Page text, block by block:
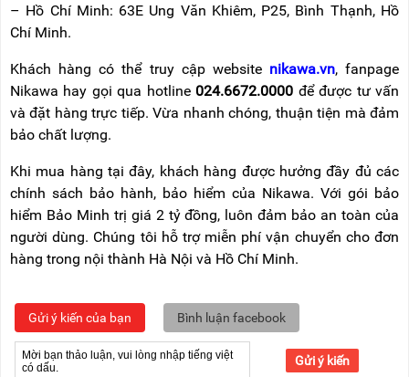
– Hồ Chí Minh: 63E Ung Văn Khiêm, P25, Bình Thạnh, Hồ
Chí Minh.
Khách hàng có thể truy cập website nikawa.vn, fanpage
Nikawa hay gọi qua hotline024.6672.0000 để được tư vấn
và đặt hàng trực tiếp. Vừa nhanh chóng, thuận tiện mà đảm
bảo chất lượng.
Khi mua hàng tại đây, khách hàng được hưởng đầy đủ các
chính sách bảo hành, bảo hiểm của Nikawa. Với gói bảo
hiểm Bảo Minh trị giá 2 tỷ đồng, luôn đảm bảo an toàn của
người dùng. Chúng tôi hỗ trợ miễn phí vận chuyển cho đơn
hàng trong nội thành Hà Nội và Hồ Chí Minh.
Gửi ý kiến của bạn Bình luận facebook
Gửi ý kiến